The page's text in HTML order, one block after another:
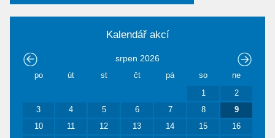
Kalendář akcí
srpen 2026
po út st čt pá so ne
1
2
3
4 5 6 7 8
9
10
11 12 13 14 15
16